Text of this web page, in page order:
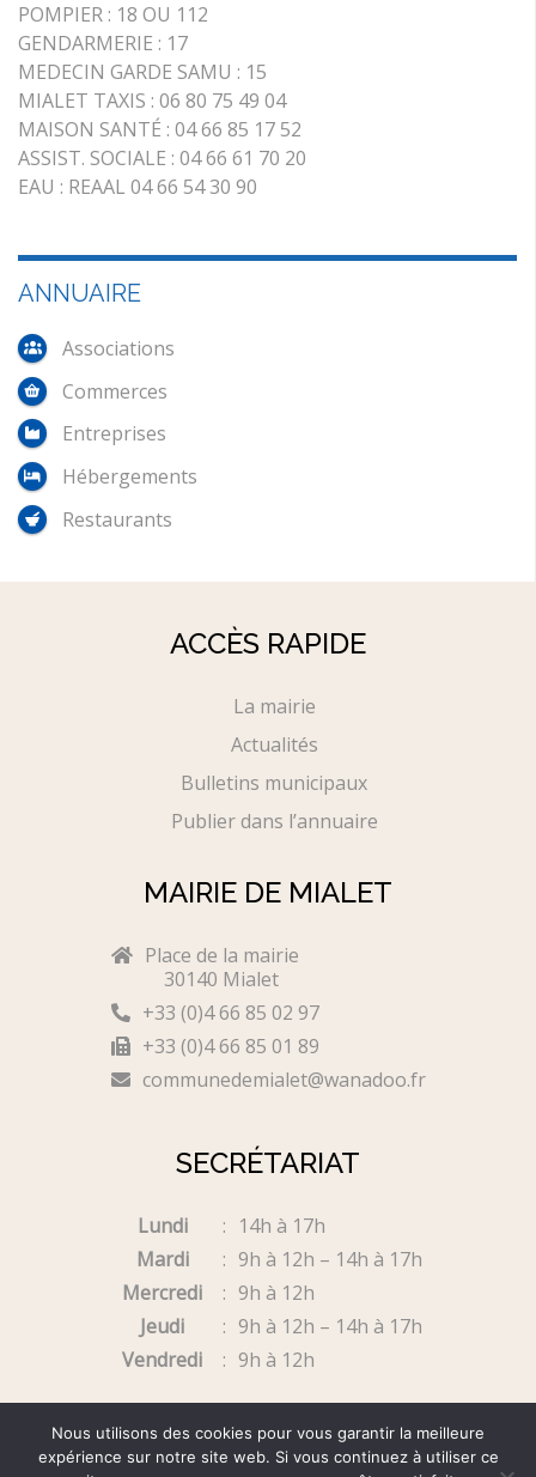
POMPIER : 18 OU 112
GENDARMERIE : 17
MEDECIN GARDE SAMU : 15
MIALET TAXIS : 06 80 75 49 04
MAISON SANTÉ : 04 66 85 17 52
ASSIST. SOCIALE : 04 66 61 70 20
EAU : REAAL 04 66 54 30 90
ANNUAIRE
Associations
Commerces
Entreprises
Hébergements
Restaurants
ACCÈS RAPIDE
La mairie
Actualités
Bulletins municipaux
Publier dans l’annuaire
MAIRIE DE MIALET
Place de la mairie
30140 Mialet
+33 (0)4 66 85 02 97
+33 (0)4 66 85 01 89
communedemialet@wanadoo.fr
SECRÉTARIAT
Lundi
14h à 17h
Mardi
9h à 12h – 14h à 17h
Mercredi
9h à 12h
Jeudi
9h à 12h – 14h à 17h
Vendredi
9h à 12h
Nous utilisons des cookies pour vous garantir la meilleure
expérience sur notre site web. Si vous continuez à utiliser ce